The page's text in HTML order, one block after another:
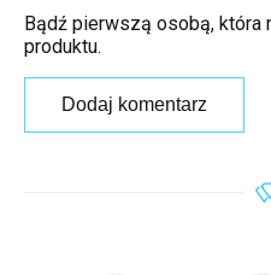
Bądź pierwszą osobą, która
produktu.
Dodaj komentarz